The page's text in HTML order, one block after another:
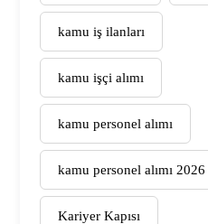
kamu iş ilanları
kamu işçi alımı
kamu personel alımı
kamu personel alımı 2026
Kariyer Kapısı